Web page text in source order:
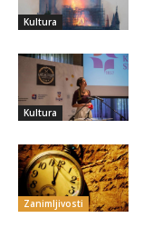
Kultura
Kultura
Zanimljivosti